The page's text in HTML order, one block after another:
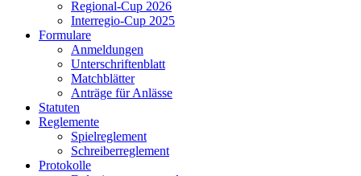
Regional-Cup 2026
Interregio-Cup 2025
Formulare
Anmeldungen
Unterschriftenblatt
Matchblätter
Anträge für Anlässe
Statuten
Reglemente
Spielreglement
Schreiberreglement
Protokolle